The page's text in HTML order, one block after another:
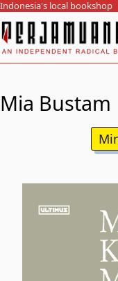
Indonesia's local bookshop
Mia Bustam